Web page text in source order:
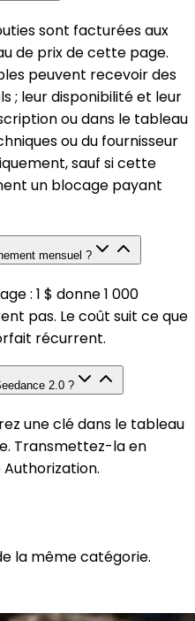
sont facturées aux
de prix de cette page.
peuvent recevoir des
; leur disponibilité et leur
ou dans le tableau
ou du fournisseur
sauf si cette
un blocage payant
mensuel ?
: 1 $ donne 1 000
pas. Le coût suit ce que
récurrent.
2.0 ?
une clé dans le tableau
Transmettez-la en
la même catégorie.